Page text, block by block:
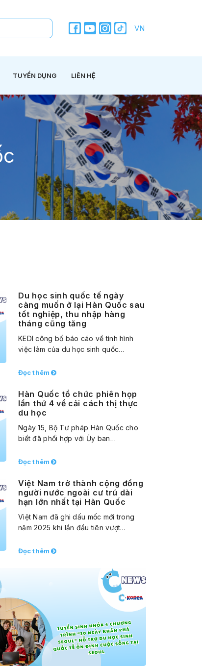
VN
TUYỂN DỤNG LIÊN HỆ
Du học sinh quốc tế ngày
càng muốn ở lại Hàn Quốc sau
tốt nghiệp, thu nhập hàng
tháng cũng tăng
KEDI công bố báo cáo về tình hình
việc làm của du học sinh quốc…
Đọc thêm
Hàn Quốc tổ chức phiên họp
lần thứ 4 về cải cách thị thực
du học
Ngày 15, Bộ Tư pháp Hàn Quốc cho
biết đã phối hợp với Ủy ban…
Đọc thêm
Việt Nam trở thành cộng đồng
người nước ngoài cư trú dài
hạn lớn nhất tại Hàn Quốc
Việt Nam đã ghi dấu mốc mới trong
năm 2025 khi lần đầu tiên vượt…
Đọc thêm